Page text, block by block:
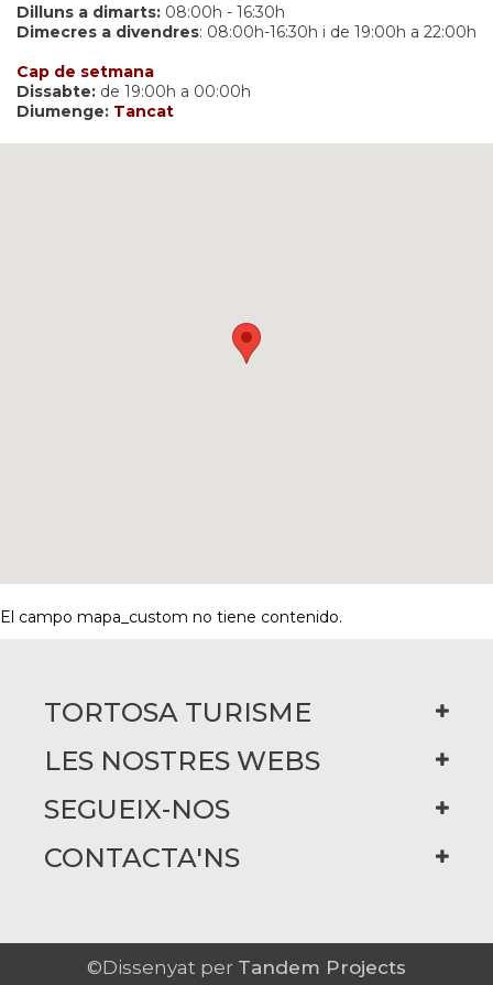
Dilluns a dimarts: 08:00h - 16:30h
Dimecres a divendres: 08:00h-16:30h i de 19:00h a 22:00h
Cap de setmana
Dissabte: de 19:00h a 00:00h
Diumenge: Tancat
El campo mapa_custom no tiene contenido.
TORTOSA TURISME
LES NOSTRES WEBS
SEGUEIX-NOS
CONTACTA'NS
©Dissenyat per Tandem Projects